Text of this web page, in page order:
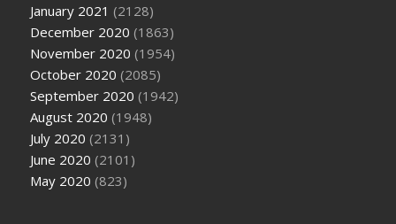
January 2021 (2128)
December 2020 (1863)
November 2020 (1954)
October 2020 (2085)
September 2020 (1942)
August 2020 (1948)
July 2020 (2131)
June 2020 (2101)
May 2020 (823)